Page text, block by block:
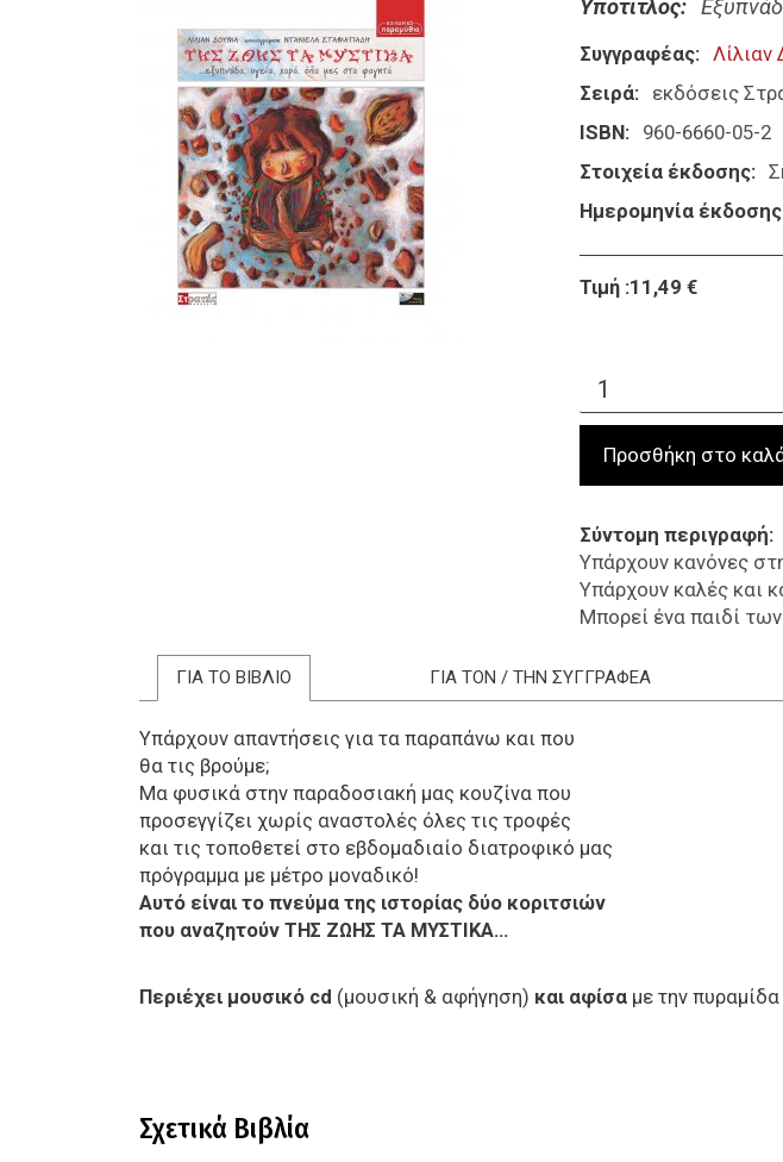
Υπότιτλος
Συγγραφέας
Λίλιαν
Σειρά
εκδόσεις
ISBN
960-6660-05-2
Στοιχεία έκδοσης
Ημερομηνία έκδοσης
Τιμή :11,49 €
Σύντομη περιγραφή
Υπάρχουν κανόνες
Υπάρχουν καλές και
Μπορεί ένα παιδί
ΓΙΑ ΤΟ ΒΙΒΛΙΟ ΓΙΑ ΤΟΝ / ΤΗΝ ΣΥΓΓΡΑΦΕΑ
Υπάρχουν απαντήσεις για τα παραπάνω και που
θα τις βρούμε;
Μα φυσικά στην παραδοσιακή μας κουζίνα που
προσεγγίζει χωρίς αναστολές όλες τις τροφές
και τις τοποθετεί στο εβδομαδιαίο διατροφικό μας
πρόγραμμα με μέτρο μοναδικό!
Αυτό είναι το πνεύμα της ιστορίας δύο κοριτσιών
που αναζητούν ΤΗΣ ΖΩΗΣ ΤΑ ΜΥΣΤΙΚΑ...
Περιέχει μουσικό cd (μουσική & αφήγηση) και αφίσα με την
Σχετικά Βιβλία